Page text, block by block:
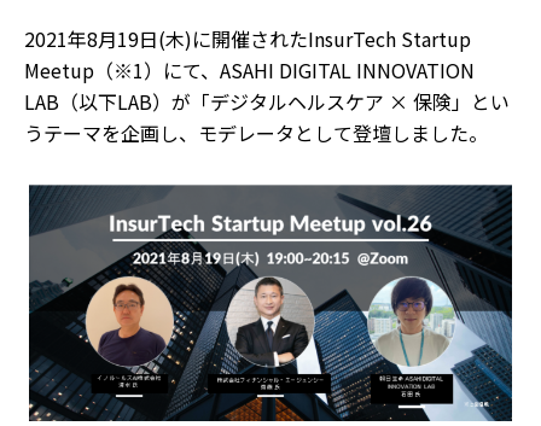
2021年8月19日(木)に開催されたInsurTech Startup
Meetup（※1）にて、ASAHI DIGITAL INNOVATION
LAB（以下LAB）が「デジタルヘルスケア × 保険」とい
うテーマを企画し、モデレータとして登壇しました。